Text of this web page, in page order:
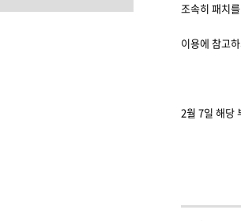
조속히 패치
이용에 참고
2월 7일 해당